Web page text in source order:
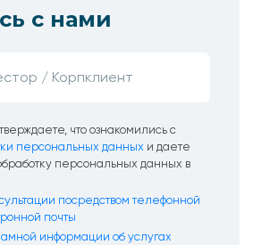
с нами
что ознакомились с
персональных данных и даете
персональных данных в
посредством телефонной
почты
информации об услугах